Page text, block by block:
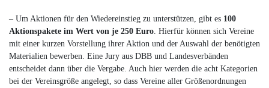
– Um Aktionen für den Wiedereinstieg zu unterstützen, gibt es 100
Aktionspakete im Wert von je 250 Euro . Hierfür können sich Vereine
mit einer kurzen Vorstellung ihrer Aktion und der Auswahl der benötigten
Materialien bewerben. Eine Jury aus DBB und Landesverbänden
entscheidet dann über die Vergabe. Auch hier werden die acht Kategorien
bei der Vereinsgröße angelegt, so dass Vereine aller Größenordnungen